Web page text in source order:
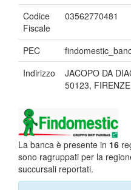
Codice
Fiscale
03562770481
PEC
Indirizzo
JACOPO DA
50123,
La banca è presente in 16
sono ragruppati per la
succursali reportati.